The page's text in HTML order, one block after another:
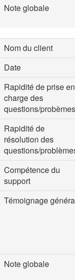
Note globale
Nom du client
Date
Rapidité de prise en
charge des
questions/probèmes
Rapidité de
résolution des
questions/
Compétence du
support
Témoignage
Note globale